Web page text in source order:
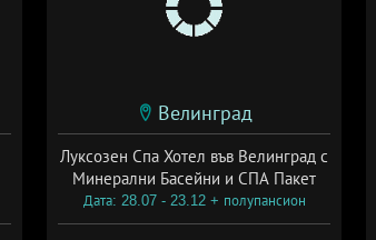
Велинград
Луксозен Спа Хотел във Велинград с
Минерални Басейни и СПА Пакет
Дата: 28.07 - 23.12 + полупансион